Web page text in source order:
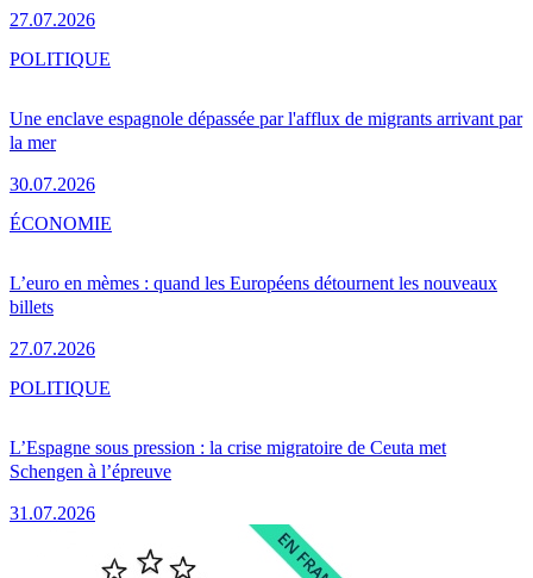
27.07.2026
Une enclave espagnole dépassée par l'afflux de migrants arrivant par
la mer
30.07.2026
POLITIQUE
L’euro en mèmes : quand les Européens détournent les nouveaux
billets
27.07.2026
ÉCONOMIE
L’Espagne sous pression : la crise migratoire de Ceuta met
Schengen à l’épreuve
31.07.2026
POLITIQUE